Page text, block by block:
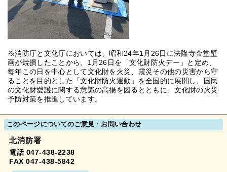
※消防庁と文化庁においては、昭和24年1月26日に法隆寺金堂壁
画が焼損したことから、1月26日を「文化財防火デー」と定め、
毎年この日を中心として文化財を火災、震災その他の災害から守
ることを目的とした「文化財防火運動」を全国的に展開し、国民
の文化財愛護に関する意識の高揚を図るとともに、文化財の火災
予防対策を推進しています。
このページについてのご意見・お問い合わせ
北消防署
電話 047-438-2238
FAX 047-438-5842